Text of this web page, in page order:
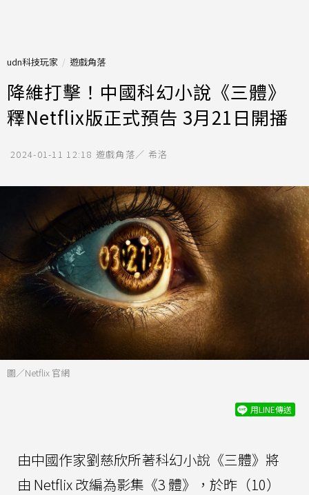
udn科技玩家 遊戲角落
降維打擊！中國科幻小說《三體》
釋Netflix版正式預告 3月21日開播
2024-01-11 12:18 遊戲角落／ 希洛
圖／Netflix 官網
用LINE傳送
由中國作家劉慈欣所著科幻小說《三體》將
由 Netflix 改編為影集《3 體》，於昨（10）